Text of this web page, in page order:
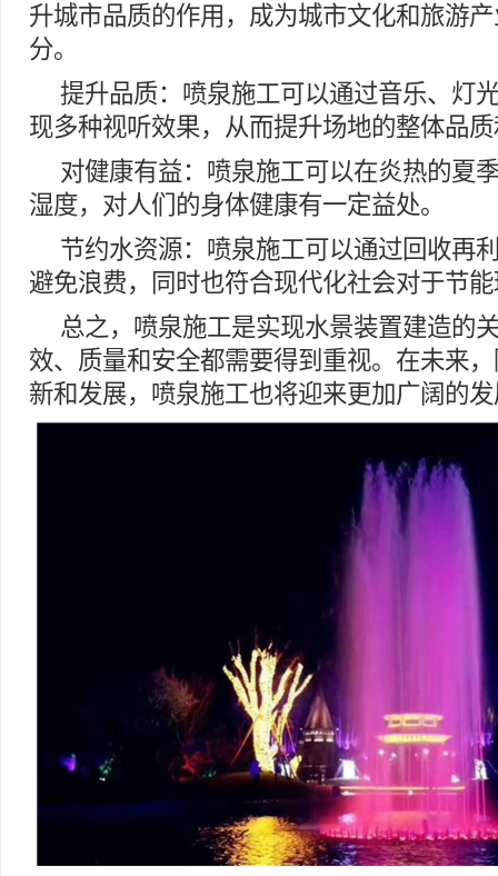
升城市品质的作用，成为城市文化和旅游
分。
提升品质：喷泉施工可以通过音乐、灯
现多种视听效果，从而提升场地的整体品
对健康有益：喷泉施工可以在炎热的夏
湿度，对人们的身体健康有一定益处。
节约水资源：喷泉施工可以通过回收再
避免浪费，同时也符合现代化社会对于节
总之，喷泉施工是实现水景装置建造的
效、质量和安全都需要得到重视。在未来
新和发展，喷泉施工也将迎来更加广阔的